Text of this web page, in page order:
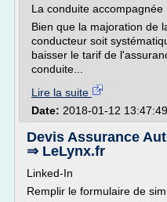
La conduite accompagnée
Bien que la majoration de
conducteur soit
baisser le tarif de
conduite...
Lire la suite
Date: 2018-01-12 13:47:49
Devis Assurance
⇒ LeLynx.fr
Linked-In
Remplir le formulaire de